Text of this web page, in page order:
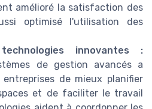
amélioré la satisfaction des
optimisé l'utilisation des
innovantes :
de gestion avancés a
de mieux planifier
et de faciliter le travail